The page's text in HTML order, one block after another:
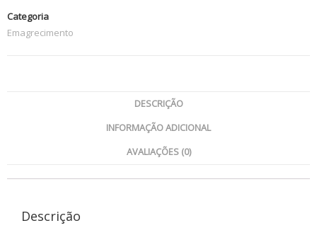
Categoria
Emagrecimento
DESCRIÇÃO
INFORMAÇÃO ADICIONAL
AVALIAÇÕES (0)
Descrição